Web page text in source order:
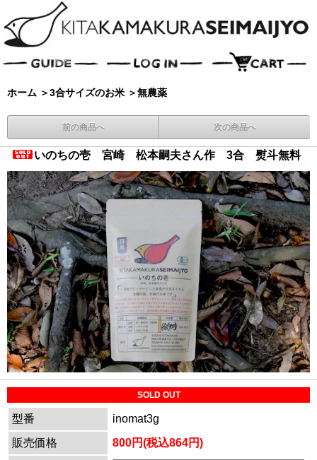
ホーム ＞3合サイズのお米 ＞無農薬
前の商品へ 次の商品へ
いのちの壱 宮崎 松本嗣夫さん作 3合 熨斗無料
SOLD OUT
型番
inomat3g
販売価格
800円(税込864円)